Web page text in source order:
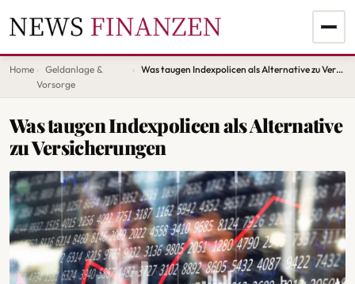
Home
Geldanlage &
Vorsorge
Was taugen Indexpolicen als Alternative zu Versicherungen
Was taugen Indexpolicen als Alternative
zu Versicherungen